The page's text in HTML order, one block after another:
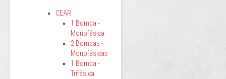
CEAR
1 Bomba -
Monofásica
2 Bombas -
Monofásicas
1 Bomba -
Trifásica